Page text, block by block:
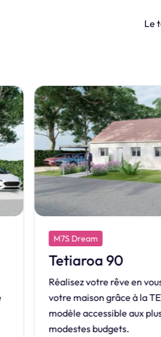
Le
M7S Dream
Tetiaroa 90
Réalisez votre rêve en
votre maison grâce à la
modèle accessible aux plus
modestes budgets.